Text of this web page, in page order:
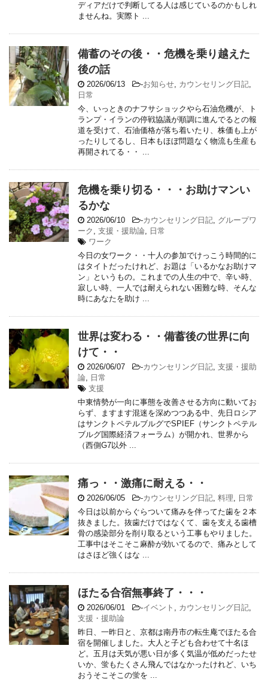
ディアだけで判断してる人は感じているのかもしれ
ませんね。実際ト ...
備蓄のその後・・危機を乗り越えた
後の話
2026/06/13 -お知らせ, カウンセリング日記,
日常
今、いっときのナフサショックやら石油危機が、ト
ランプ・イランの停戦協議が順調に進んでるとの報
道を受けて、石油価格が落ち着いたり、株価も上が
ったりしてるし、日本もほぼ問題なく物流も生産も
再開されてる・・ ...
危機を乗り切る・・・お助けマンい
るかな
2026/06/10 -カウンセリング日記, グループワ
ーク , 支援・援助論, 日常
ワーク
今日の女ワーク・・十人の参加でけっこう時間的に
はタイトだったけれど、お題は「いるかなお助けマ
ン」というもの。これまでの人生の中で、辛い時、
寂しい時、一人では耐えられない困難な時、そんな
時にあなたを助け ...
世界は変わる・・備蓄後の世界に向
けて・・
2026/06/07 -カウンセリング日記, 支援・援助
論, 日常
支援
中東情勢が一向に事態を改善させる方向に動いてお
らず、ますます混迷を深めつつある中、先日ロシア
はサンクトペテルブルグでSPIEF（サンクトペテル
ブルグ国際経済フォーラム）が開かれ、世界から
（西側G7以外 ...
痛っ・・激痛に耐える・・
2026/06/05 -カウンセリング日記, 料理, 日常
今日は以前からぐらついて痛みを伴ってた歯を２本
抜きました。抜歯だけではなくて、歯を支える歯槽
骨の感染部分を削り取るという工事もやりました。
工事中はそこそこ麻酔が効いてるので、痛みとして
はさほど強くはな ...
ほたる合宿無事終了・・・
2026/06/01 -イベント , カウンセリング日記,
支援・援助論
昨日、一昨日と、京都は南丹市の転生庵でほたる合
宿を開催しました。大人と子ども合わせて十名ほ
ど。五月は天気が悪い日が多く気温が低めだったせ
いか、蛍もたくさん飛んではなかったけれど、いち
おうそこそこの蛍を ...